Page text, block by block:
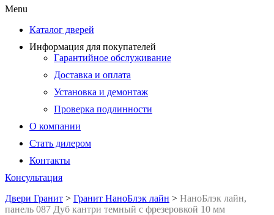
Menu
Каталог дверей
Информация для покупателей
Гарантийное обслуживание
Доставка и оплата
Установка и демонтаж
Проверка подлинности
О компании
Стать дилером
Контакты
Консультация
Двери Гранит > Гранит НаноБлэк лайн > НаноБлэк лайн,
панель 087 Дуб кантри темный с фрезеровкой 10 мм